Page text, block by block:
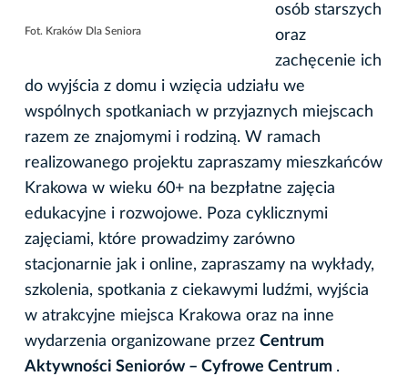
Fot. Kraków Dla Seniora
osób starszych
oraz
zachęcenie ich
do wyjścia z domu i wzięcia udziału we
wspólnych spotkaniach w przyjaznych miejscach
razem ze znajomymi i rodziną. W ramach
realizowanego projektu zapraszamy mieszkańców
Krakowa w wieku 60+ na bezpłatne zajęcia
edukacyjne i rozwojowe. Poza cyklicznymi
zajęciami, które prowadzimy zarówno
stacjonarnie jak i online, zapraszamy na wykłady,
szkolenia, spotkania z ciekawymi ludźmi, wyjścia
w atrakcyjne miejsca Krakowa oraz na inne
wydarzenia organizowane przez Centrum
Aktywności Seniorów – Cyfrowe Centrum .